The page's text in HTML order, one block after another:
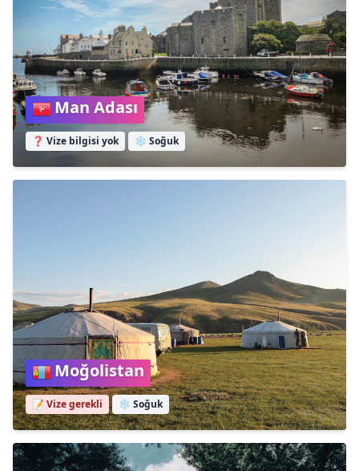
Man Adası
❓ Vize bilgisi yok ❄️ Soğuk
Moğolistan
📝 Vize gerekli ❄️ Soğuk